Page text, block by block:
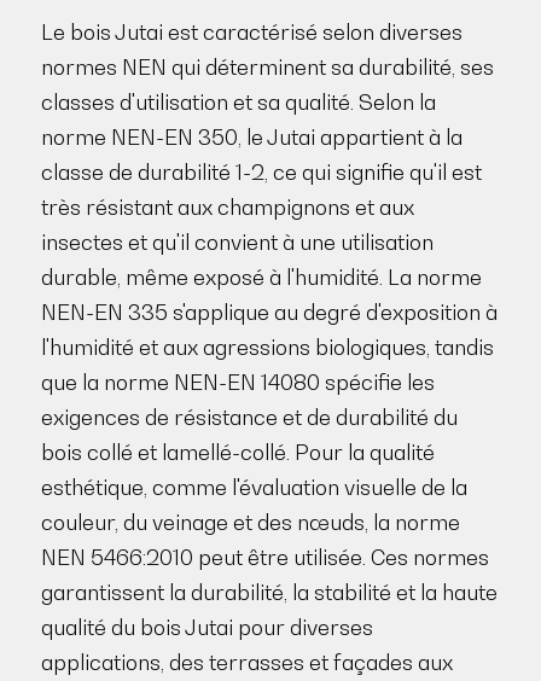
Le bois Jutai est caractérisé selon diverses
normes NEN qui déterminent sa durabilité, ses
classes d'utilisation et sa qualité. Selon la
norme NEN-EN 350, le Jutai appartient à la
classe de durabilité 1-2, ce qui signifie qu'il est
très résistant aux champignons et aux
insectes et qu'il convient à une utilisation
durable, même exposé à l'humidité. La norme
NEN-EN 335 s'applique au degré d'exposition à
l'humidité et aux agressions biologiques, tandis
que la norme NEN-EN 14080 spécifie les
exigences de résistance et de durabilité du
bois collé et lamellé-collé. Pour la qualité
esthétique, comme l'évaluation visuelle de la
couleur, du veinage et des nœuds, la norme
NEN 5466:2010 peut être utilisée. Ces normes
garantissent la durabilité, la stabilité et la haute
qualité du bois Jutai pour diverses
applications, des terrasses et façades aux